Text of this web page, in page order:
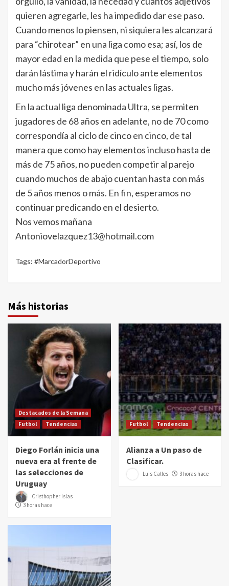
quieren agregarle, les ha impedido dar ese paso.
Cuando menos lo piensen, ni siquiera les alcanzará
para “chirotear” en una liga como esa; así, los de
mayor edad en la medida que pese el tiempo, solo
darán lástima y harán el ridículo ante elementos
mucho más jóvenes en las actuales ligas.
En la actual liga denominada Ultra, se permiten
jugadores de 68 años en adelante, no de 70 como
correspondía al ciclo de cinco en cinco, de tal
manera que como hay elementos incluso hasta de
más de 75 años, no pueden competir al parejo
cuando muchos de abajo cuentan hasta con más
de 5 años menos o más. En fin, esperamos no
continuar predicando en el desierto.
Nos vemos mañana
Antoniovelazquez13@hotmail.com
Tags: #MarcadorDeportivo
Más historias
Destacados de la Semana
Futbol
Tendencias
Diego Forlán inicia una
nueva era al frente de
las selecciones de
Uruguay
Cristhopher Islas
3 horas hace
Futbol Tendencias
Alianza a Un paso de
Clasificar.
Luis Calles 3 horas hace